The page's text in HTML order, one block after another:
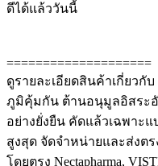
ดีได้แล้ววันนี้
====================
ดูรายละเอียดสินค้าเกี่ยว
ภูมิคุ้มกัน ต้านอนุมูลอิสระ
อย่างยั่งยืน คัดแล้วเฉพาะ
สูงสุด จัดจำหน่ายและส่งต
โดยตรง Nectapharma,